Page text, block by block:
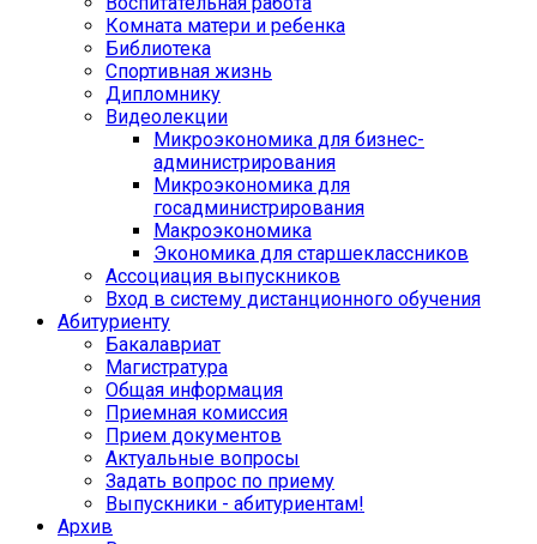
Комната матери и ребенка
Библиотека
Спортивная жизнь
Дипломнику
Видеолекции
Микроэкономика для бизнес-
администрирования
Микроэкономика для
госадминистрирования
Макроэкономика
Экономика для старшеклассников
Ассоциация выпускников
Вход в систему дистанционного обучения
Абитуриенту
Бакалавриат
Магистратура
Общая информация
Приемная комиссия
Прием документов
Актуальные вопросы
Задать вопрос по приему
Выпускники - абитуриентам!
Архив